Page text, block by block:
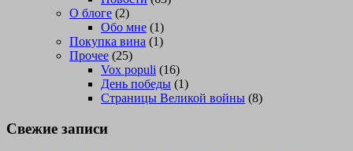
О блоге (2)
Обо мне (1)
Покупка вина (1)
Прочее (25)
Vox populi (16)
День победы (1)
Страницы Великой войны (8)
Свежие записи